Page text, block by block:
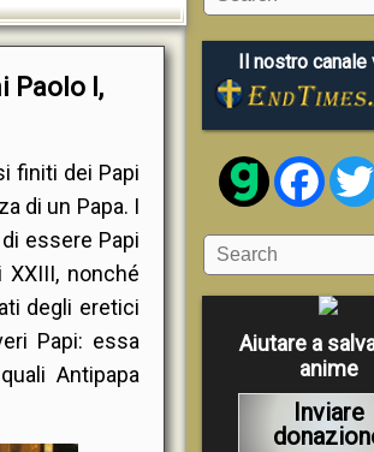
Paolo I,
finiti dei Papi
di un Papa. I
essere Papi
XXIII, nonché
degli eretici
Papi: essa
Antipapa
Il nostro canale
Aiutare a
anime
Inviare